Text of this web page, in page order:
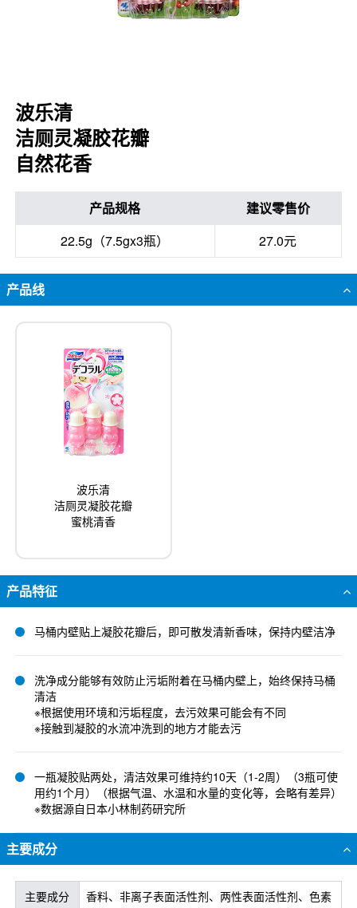
波乐清
洁厕灵凝胶花瓣
自然花香
产品规格
建议零售价
22.5g（7.5gx3瓶）
27.0元
产品线
波乐清
洁厕灵凝胶花瓣
蜜桃清香
产品特征
马桶内壁贴上凝胶花瓣后，即可散发清新香味，保持内壁洁净
洗净成分能够有效防止污垢附着在马桶内壁上，始终保持马桶
清洁
※根据使用环境和污垢程度，去污效果可能会有不同
※接触到凝胶的水流冲洗到的地方才能去污
一瓶凝胶贴两处，清洁效果可维持约10天（1-2周）（3瓶可使
用约1个月）（根据气温、水温和水量的变化等，会略有差异）
※数据源自日本小林制药研究所
主要成分
主要成分 香料、非离子表面活性剂、两性表面活性剂、色素